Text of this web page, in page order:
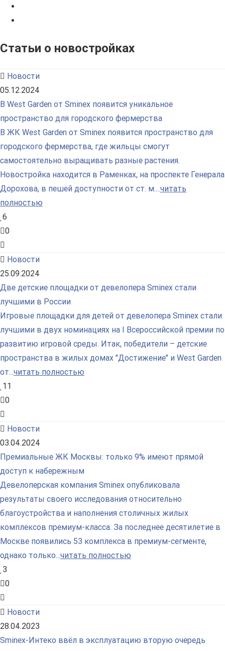
Статьи о новостройках
Новости
05.12.2024
В West Garden от Sminex появится уникальное
пространство для городского фермерства
В ЖК West Garden от Sminex появится пространство для
городского фермерства, где жильцы смогут
самостоятельно выращивать разные растения.
Новостройка находится в Раменках, на проспекте Генерала
Дорохова, в пешей доступности от ст. м....читать
полностью
6
0
Новости
25.09.2024
Две детские площадки от девелопера Sminex стали
лучшими в России
Игровые площадки для детей от девелопера Sminex стали
лучшими в двух номинациях на I Всероссийской премии по
развитию игровой среды. Итак, победители – детские
пространства в жилых домах "Достижение" и West Garden
от...читать полностью
11
0
Новости
03.04.2024
Премиальные ЖК Москвы: только 9% имеют прямой
доступ к набережным
Девелоперская компания Sminex опубликовала
результаты своего исследования относительно
благоустройства и наполнения столичных жилых
комплексов премиум-класса. За последнее десятилетие в
Москве появились 53 комплекса в премиум-сегменте,
однако только...читать полностью
3
0
Новости
28.04.2023
Sminex-Интеко ввёл в эксплуатацию вторую очередь